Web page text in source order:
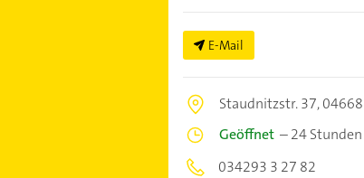
E-Mail
Staudnitzstr. 37,
Geöffnet–24
034293 3 27 82